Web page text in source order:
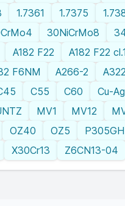
1.7361 1.7375
30NiCrMo8
A182 F22 A182 F22
F6NM A266-2
C55 C60 Cu-
MV1 MV12
OZ40 OZ5 P305GH
X30Cr13 Z6CN13-04